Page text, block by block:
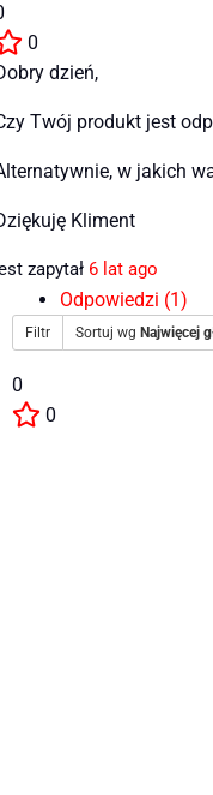
0
dzień,
Twój produkt jest
w jakich
Kliment
zapytał 6 lat ago
Odpowiedzi (1)
Filtr Sortuj wg Najwięcej
0
0